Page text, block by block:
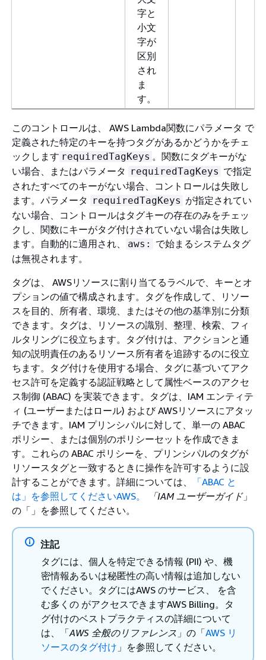
字と
小文
字が
区別
され
ま
す。
このコントロールは、 AWS Lambda関数にパラメータ で
定義された特定のキーを持つタグがあるかどうかをチェ
ックします requiredTagKeys 。関数にタグキーがな
い場合、またはパラメータ requiredTagKeys で指定
されたすべてのキーがない場合、コントロールは失敗し
ます。パラメータ requiredTagKeys が指定されてい
ない場合、コントロールはタグキーの存在のみをチェッ
クし、関数にキーがタグ付けされていない場合は失敗し
ます。自動的に適用され、
aws:
で始まるシステムタグ
は無視されます。
タグは、 AWSリソースに割り当てるラベルで、キーとオ
プションの値で構成されます。タグを作成して、リソー
スを目的、所有者、環境、またはその他の基準別に分類
できます。タグは、リソースの識別、整理、検索、フィ
ルタリングに役立ちます。タグ付けは、アクションと通
知の説明責任のあるリソース所有者を追跡するのに役立
ちます。タグ付けを使用する場合、タグに基づいてアク
セス許可を定義する認証戦略として属性ベースのアクセ
ス制御 (ABAC) を実装できます。タグは、IAM エンティテ
ィ (ユーザーまたはロール) および AWSリソースにアタッ
チできます。IAM プリンシパルに対して、単一の ABAC
ポリシー、または個別のポリシーセットを作成できま
す。これらの ABAC ポリシーを、プリンシパルのタグが
リソースタグと一致するときに操作を許可するように設
計することができます。詳細については、
「ABAC と
は」を参照してくださいAWS。
「IAM ユーザーガイド」
の「」を参照してください。
注記
タグには、個人を特定できる情報 (PII) や、機
密情報あるいは秘匿性の高い情報は追加しない
でください。タグにはAWS のサービス、 を含
む多くの がアクセスできますAWS Billing。タ
グ付けのベストプラクティスの詳細について
は、「AWS 全般のリファレンス 」の「AWS リ
ソースのタグ付け 」を参照してください。